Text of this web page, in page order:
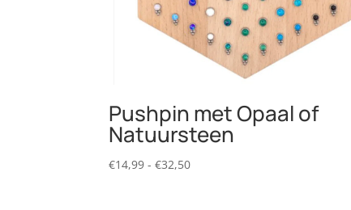
Pushpin met Opaal of
Natuursteen
€14,99 - €32,50Prijsklasse: